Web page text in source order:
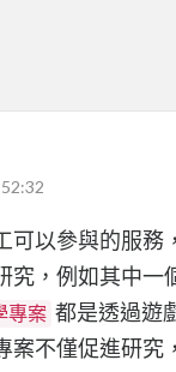
可以參與的服務
究，例如其中一
專案 都是透過遊
不僅促進研究